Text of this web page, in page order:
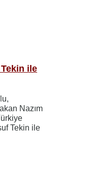
ile
Nazım
Tekin ile